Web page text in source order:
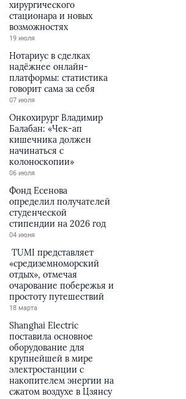
хирургического
стационара и новых
возможностях
19 июля
Нотариус в сделках
надёжнее онлайн-
платформы: статистика
говорит сама за себя
07 июля
Онкохирург Владимир
Балабан: «Чек-ап
кишечника должен
начинаться с
колоноскопии»
06 июля
Фонд Есенова
определил получателей
студенческой
стипендии на 2026 год
04 июня
TUMI представляет
«средиземноморский
отдых», отмечая
очарование побережья и
простоту путешествий
18 марта
Shanghai Electric
поставила основное
оборудование для
крупнейшей в мире
электростанции с
накопителем энергии на
сжатом воздухе в Цзянсу